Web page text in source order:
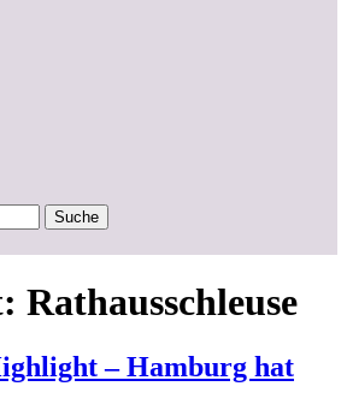
Rathausschleuse
– Hamburg hat